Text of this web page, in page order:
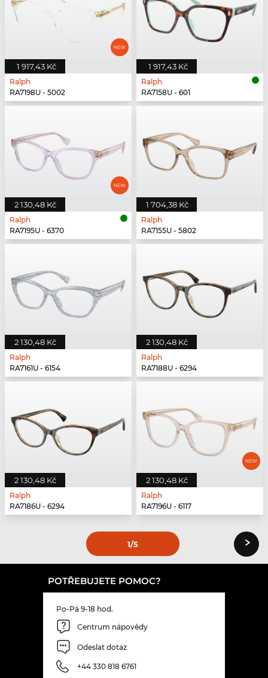
1 917,43 Kč
Ralph
RA7198U - 5002
1 917,43 Kč
Ralph
RA7158U - 601
2 130,48 Kč
Ralph
RA7195U - 6370
1 704,38 Kč
Ralph
RA7155U - 5802
2 130,48 Kč
Ralph
RA7161U - 6154
2 130,48 Kč
Ralph
RA7188U - 6294
2 130,48 Kč
Ralph
RA7186U - 6294
2 130,48 Kč
Ralph
RA7196U - 6117
1/5 ›
POTŘEBUJETE POMOC?
Po-Pá 9-18 hod.
Centrum nápovědy
Odeslat dotaz
+44 330 818 6761